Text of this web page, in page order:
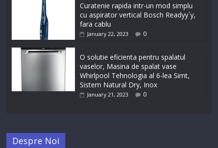
Curatenie rapida intr-un mod simplu
cu aspirator vertical Bosch Readyy`y,
fara cablu
January 22, 2023 0
O solutie eficienta pentru spalatul
vaselor, Masina de spalat vase
Whirlpool Tehnologia al 6-lea Simt,
Sistem Natural Dry, Inox
January 21, 2023 0
Despre Noi